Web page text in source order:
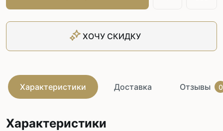
ХОЧУ СКИДКУ
Характеристики Доставка Отзывы 0
Характеристики